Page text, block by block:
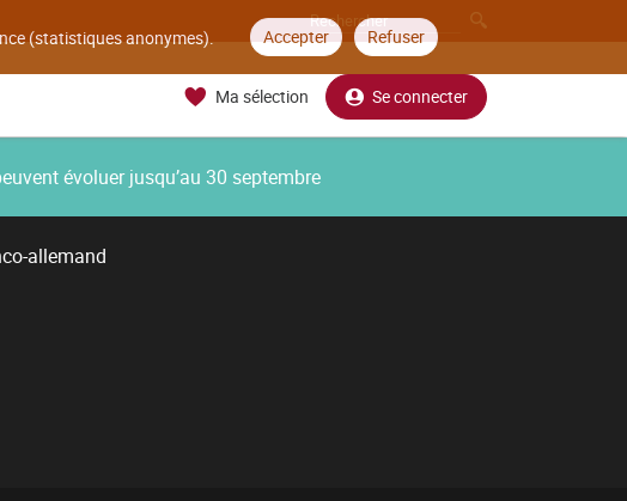
(statistiques anonymes). Accepter Refuser
Ma sélection Se connecter
évoluer jusqu’au 30 septembre
allemand